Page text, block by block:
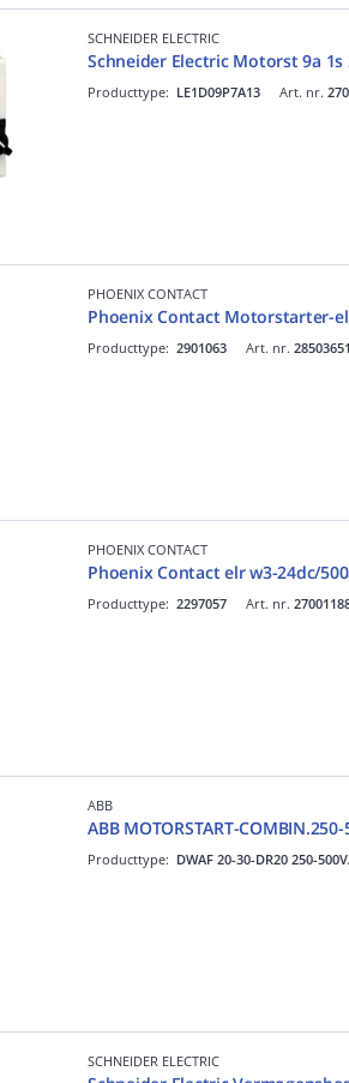
SCHNEIDER ELECTRIC
Schneider Electric Motorst 9a 1s
Art. nr.
Producttype: LE1D09P7A13
PHOENIX CONTACT
Phoenix Contact Motorstarter-
Art. nr.
Producttype: 2901063
PHOENIX CONTACT
Phoenix Contact elr w3-24dc/
Art. nr.
Producttype: 2297057
ABB
ABB MOTORSTART-COMBIN.250-
Producttype: DWAF 20-30-DR20 250-
SCHNEIDER ELECTRIC